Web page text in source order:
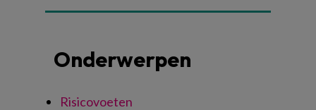
Onderwerpen
Risicovoeten